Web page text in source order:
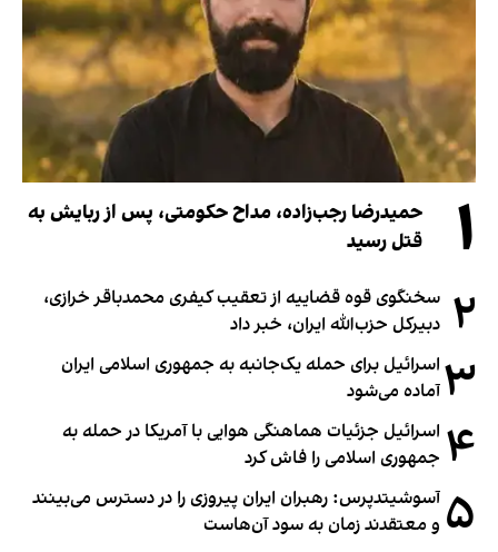
۱
حمیدرضا رجب‌زاده، مداح حکومتی، پس از ربایش به
قتل رسید
۲ سخنگوی قوه قضاییه از تعقیب کیفری محمدباقر خرازی،
دبیر‌کل حزب‌الله ایران، خبر داد
۳ اسرائیل برای حمله یک‌جانبه به جمهوری اسلامی ایران
آماده می‌شود
۴ اسرائیل جزئیات هماهنگی هوایی با آمریکا در حمله به
جمهوری اسلامی را فاش کرد
۵ آسوشیتدپرس: رهبران ایران پیروزی را در دسترس می‌بینند
و معتقدند زمان به سود آن‌هاست